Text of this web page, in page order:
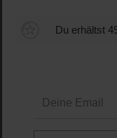
Du erhältst